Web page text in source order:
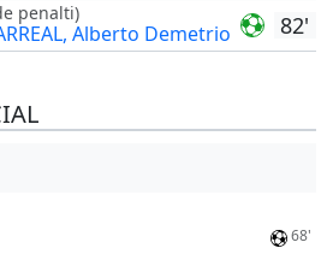
82'
penalti)
Alberto Demetrio
68'